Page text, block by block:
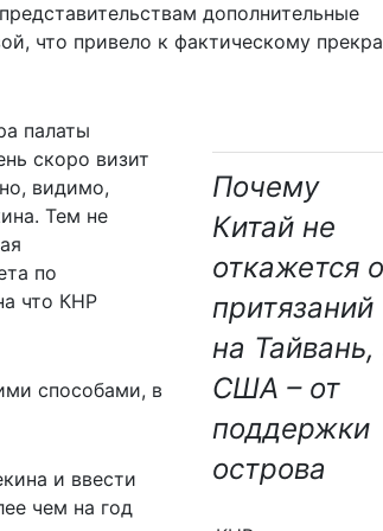
дополнительные
что привело к фактическому
Почему
Китай не
откажется
притязаний
на Тайвань,
США – от
поддержки
острова
палаты
скоро визит
видимо,
Тем не
по
что КНР
способами, в
и ввести
чем на год